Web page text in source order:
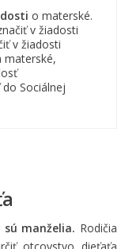
o materské.
v žiadosti
v žiadosti
materské,
Sociálnej
manželia. Rodičia